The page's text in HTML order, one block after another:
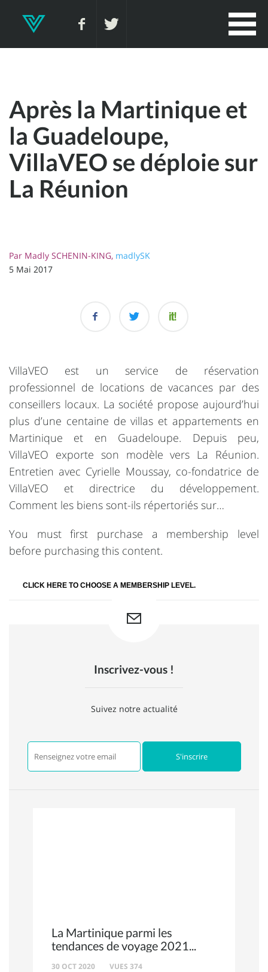
Après la Martinique et
la Guadeloupe,
VillaVEO se déploie sur
La Réunion
Par Madly SCHENIN-KING, madlySK
5 Mai 2017
VillaVEO est un service de réservation
professionnel de locations de vacances par des
conseillers locaux. La société propose aujourd’hui
plus d’une centaine de villas et appartements en
Martinique et en Guadeloupe. Depuis peu,
VillaVEO exporte son modèle vers La Réunion.
Entretien avec Cyrielle Moussay, co-fondatrice de
VillaVEO et directrice du développement.
Comment les biens sont-ils répertoriés sur…
You must first purchase a membership level
before purchasing this content.
CLICK HERE TO CHOOSE A MEMBERSHIP LEVEL.
Inscrivez-vous !
Suivez notre actualité
La Martinique parmi les
tendances de voyage 2021
30 OCT 2020 VUES 374